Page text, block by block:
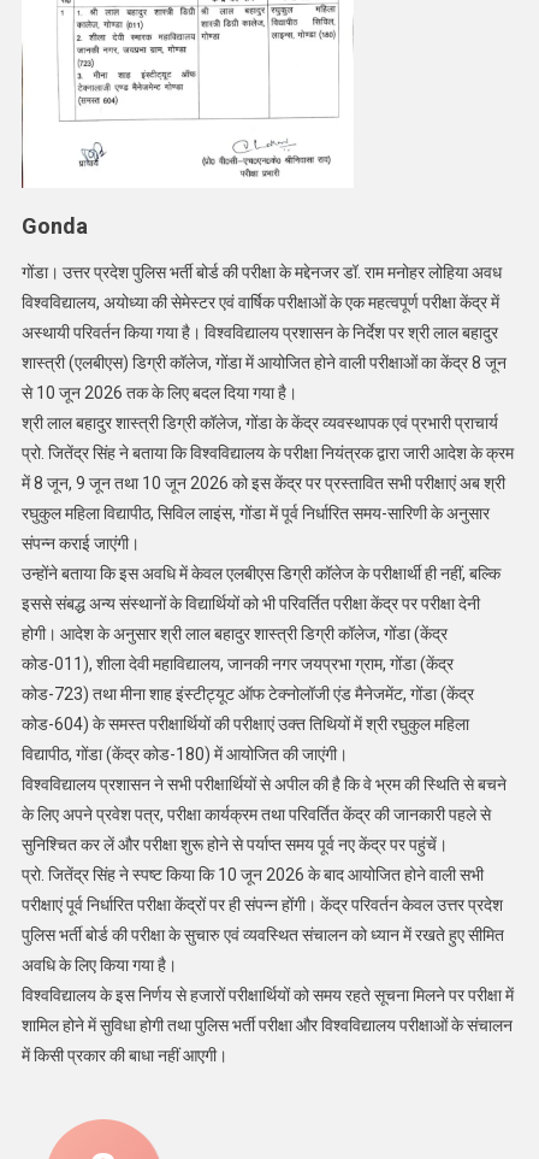
Gonda
गोंडा। उत्तर प्रदेश पुलिस भर्ती बोर्ड की परीक्षा के मद्देनजर डॉ. राम मनोहर लोहिया अवध
विश्वविद्यालय, अयोध्या की सेमेस्टर एवं वार्षिक परीक्षाओं के एक महत्वपूर्ण परीक्षा केंद्र में
अस्थायी परिवर्तन किया गया है। विश्वविद्यालय प्रशासन के निर्देश पर श्री लाल बहादुर
शास्त्री (एलबीएस) डिग्री कॉलेज, गोंडा में आयोजित होने वाली परीक्षाओं का केंद्र 8 जून
से 10 जून 2026 तक के लिए बदल दिया गया है।
श्री लाल बहादुर शास्त्री डिग्री कॉलेज, गोंडा के केंद्र व्यवस्थापक एवं प्रभारी प्राचार्य
प्रो. जितेंद्र सिंह ने बताया कि विश्वविद्यालय के परीक्षा नियंत्रक द्वारा जारी आदेश के क्रम
में 8 जून, 9 जून तथा 10 जून 2026 को इस केंद्र पर प्रस्तावित सभी परीक्षाएं अब श्री
रघुकुल महिला विद्यापीठ, सिविल लाइंस, गोंडा में पूर्व निर्धारित समय-सारिणी के अनुसार
संपन्न कराई जाएंगी।
उन्होंने बताया कि इस अवधि में केवल एलबीएस डिग्री कॉलेज के परीक्षार्थी ही नहीं, बल्कि
इससे संबद्ध अन्य संस्थानों के विद्यार्थियों को भी परिवर्तित परीक्षा केंद्र पर परीक्षा देनी
होगी। आदेश के अनुसार श्री लाल बहादुर शास्त्री डिग्री कॉलेज, गोंडा (केंद्र
कोड-011), शीला देवी महाविद्यालय, जानकी नगर जयप्रभा ग्राम, गोंडा (केंद्र
कोड-723) तथा मीना शाह इंस्टीट्यूट ऑफ टेक्नोलॉजी एंड मैनेजमेंट, गोंडा (केंद्र
कोड-604) के समस्त परीक्षार्थियों की परीक्षाएं उक्त तिथियों में श्री रघुकुल महिला
विद्यापीठ, गोंडा (केंद्र कोड-180) में आयोजित की जाएंगी।
विश्वविद्यालय प्रशासन ने सभी परीक्षार्थियों से अपील की है कि वे भ्रम की स्थिति से बचने
के लिए अपने प्रवेश पत्र, परीक्षा कार्यक्रम तथा परिवर्तित केंद्र की जानकारी पहले से
सुनिश्चित कर लें और परीक्षा शुरू होने से पर्याप्त समय पूर्व नए केंद्र पर पहुंचें।
प्रो. जितेंद्र सिंह ने स्पष्ट किया कि 10 जून 2026 के बाद आयोजित होने वाली सभी
परीक्षाएं पूर्व निर्धारित परीक्षा केंद्रों पर ही संपन्न होंगी। केंद्र परिवर्तन केवल उत्तर प्रदेश
पुलिस भर्ती बोर्ड की परीक्षा के सुचारु एवं व्यवस्थित संचालन को ध्यान में रखते हुए सीमित
अवधि के लिए किया गया है।
विश्वविद्यालय के इस निर्णय से हजारों परीक्षार्थियों को समय रहते सूचना मिलने पर परीक्षा में
शामिल होने में सुविधा होगी तथा पुलिस भर्ती परीक्षा और विश्वविद्यालय परीक्षाओं के संचालन
में किसी प्रकार की बाधा नहीं आएगी।